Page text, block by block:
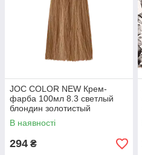
JOC COLOR NEW Крем-
фарба 100мл 8.3 светлый
блондин золотистый
В наявності
294 ₴